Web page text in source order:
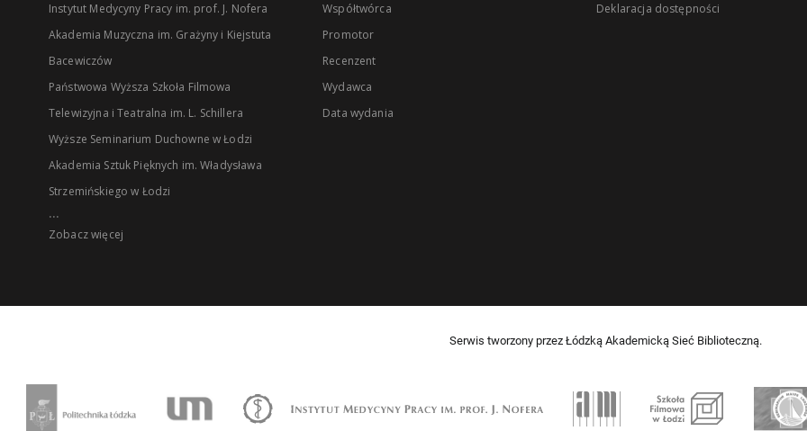
Instytut Medycyny Pracy im. prof. J. Nofera
Akademia Muzyczna im. Grażyny i Kiejstuta
Bacewiczów
Państwowa Wyższa Szkoła Filmowa
Telewizyjna i Teatralna im. L. Schillera
Wyższe Seminarium Duchowne w Łodzi
Akademia Sztuk Pięknych im. Władysława
Strzemińskiego w Łodzi
...
Zobacz więcej
Współtwórca
Promotor
Recenzent
Wydawca
Data wydania
Deklaracja dostępności
Serwis tworzony przez Łódzką Akademicką Sieć Biblioteczną.